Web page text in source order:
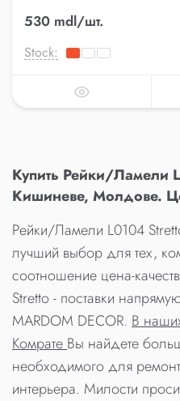
530 mdl/шт.
Stock:
Купить Рейки/Ламели
Кишиневе, Молдове.
Рейки/Ламели L0104
лучший выбор для тех,
соотношение цена-
Stretto - поставки
MARDOM DECOR. В
КомратеВы найдете
необходимого для
интерьера. Милости